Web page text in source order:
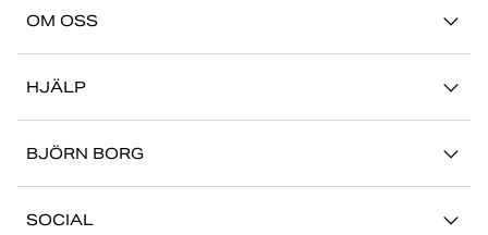
OM OSS
Stories
Butiker
HJÄLP
FAQ
BJÖRN BORG
SOCIAL